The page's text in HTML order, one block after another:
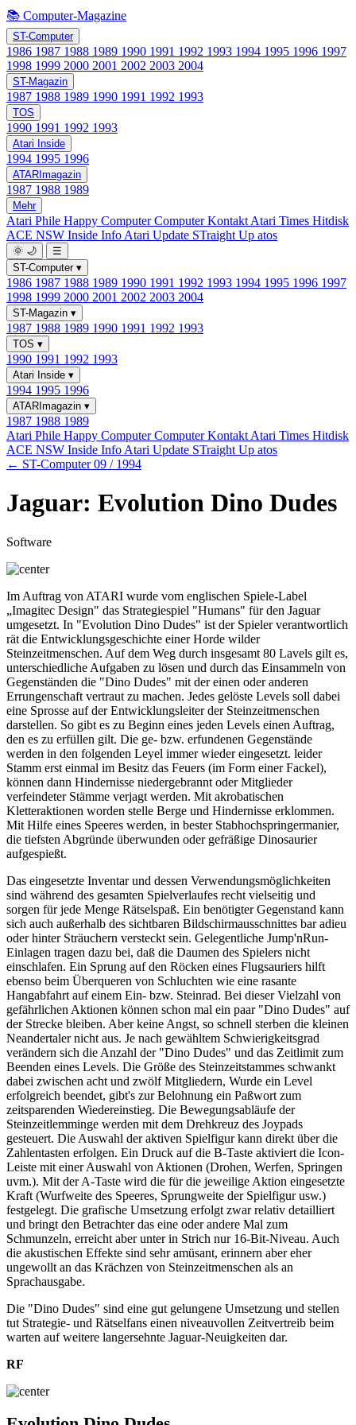
📚 Computer-Magazine
ST-Computer
1986 1987 1988 1989 1990 1991 1992 1993 1994 1995 1996 1997
1998 1999 2000 2001 2002 2003 2004
ST-Magazin
1987 1988 1989 1990 1991 1992 1993
TOS
1990 1991 1992 1993
Atari Inside
1994 1995 1996
ATARImagazin
1987 1988 1989
Mehr
Atari Phile Happy ComputerComputer Kontakt Atari Times Hitdisk
ACE NSW Inside Info Atari Update STraight Up atos
🌞 🌙
☰
ST-Computer ▾
1986 1987 1988 1989 1990 1991 1992 1993 1994 1995 1996 1997
1998 1999 2000 2001 2002 2003 2004
ST-Magazin ▾
1987 1988 1989 1990 1991 1992 1993
TOS ▾
1990 1991 1992 1993
Atari Inside ▾
1994 1995 1996
ATARImagazin ▾
1987 1988 1989
Atari Phile Happy ComputerComputer Kontakt Atari Times Hitdisk
ACE NSW Inside Info Atari Update STraight Up atos
← ST-Computer 09 / 1994
Jaguar: Evolution Dino Dudes
Software
Im Auftrag von ATARI wurde vom englischen Spiele-Label
„Imagitec Design" das Strategiespiel "Humans" für den Jaguar
umgesetzt. In "Evolution Dino Dudes" ist der Spieler verantwortlich
rät die Entwicklungsgeschichte einer Horde wilder
Steinzeitmenschen. Auf dem Weg durch insgesamt 80 Lavels gilt es,
unterschiedliche Aufgaben zu lösen und durch das Einsammeln von
Gegenständen die "Dino Dudes" mit der einen oder anderen
Errungenschaft vertraut zu machen. Jedes gelöste Levels soll dabei
eine Sprosse auf der Entwicklungsleiter der Steinzeitmenschen
darstellen. So gibt es zu Beginn eines jeden Levels einen Auftrag,
den es zu erfüllen gilt. Die ge- bzw. erfundenen Gegenstände
werden in den folgenden Leyel immer wieder eingesetzt. leider
Stamm erst einmal im Besitz das Feuers (im Form einer Fackel),
können dann Hindernisse niedergebrannt oder Mitglieder
verfeindeter Stämme verjagt werden. Mit akrobatischen
Kletteraktionen worden stelle Berge und Hindernisse erklommen.
Mit Hilfe eines Speeres werden, in bester Stabhochspringermanier,
die tiefsten Abgründe überwunden oder gefräßige Dinosaurier
aufgespießt.
Das eingesetzte Inventar und dessen Verwendungsmöglichkeiten
sind während des gesamten Spielverlaufes recht vielseitig und
sorgen für jede Menge Rätselspaß. Ein benötigter Gegenstand kann
sich auch außerhalb des sichtbaren Bildschirmausschnittes bar adieu
oder hinter Sträuchern versteckt sein. Gelegentliche Jump'nRun-
Einlagen tragen dazu bei, daß die Daumen des Spielers nicht
einschlafen. Ein Sprung auf den Röcken eines Flugsauriers hilft
ebenso beim Überqueren von Schluchten wie eine rasante
Hangabfahrt auf einem Ein- bzw. Steinrad. Bei dieser Vielzahl von
gefährlichen Aktionen können schon mal ein paar "Dino Dudes" auf
der Strecke bleiben. Aber keine Angst, so schnell sterben die kleinen
Neandertaler nicht aus. Je nach gewähltem Schwierigkeitsgrad
verändern sich die Anzahl der "Dino Dudes" und das Zeitlimit zum
Beenden eines Levels. Die Größe des Steinzeitstammes schwankt
dabei zwischen acht und zwölf Mitgliedern, Wurde ein Level
erfolgreich beendet, gibt's zur Belohnung ein Paßwort zum
zeitsparenden Wiedereinstieg. Die Bewegungsabläufe der
Steinzeitlemminge werden mit dem Drehkreuz des Joypads
gesteuert. Die Auswahl der aktiven Spielfigur kann direkt über die
Zahlentasten erfolgen. Ein Druck auf die B-Taste aktiviert die Icon-
Leiste mit einer Auswahl von Aktionen (Drohen, Werfen, Springen
uvm.). Mit der A-Taste wird die für die jeweilige Aktion eingesetzte
Kraft (Wurfweite des Speeres, Sprungweite der Spielfigur usw.)
festgelegt. Die grafische Umsetzung erfolgt zwar relativ detailliert
und bringt den Betrachter das eine oder andere Mal zum
Schmunzeln, erreicht aber unter in Strich nur 16-Bit-Niveau. Auch
die akustischen Effekte sind sehr amüsant, erinnern aber eher
ungewollt an das Krächzen von Steinzeitmenschen als an
Sprachausgabe.
Die "Dino Dudes" sind eine gut gelungene Umsetzung und stellen
tut Strategie- und Rätselfans einen niveauvollen Zeitvertreib beim
warten auf weitere langersehnte Jaguar-Neuigkeiten dar.
RF